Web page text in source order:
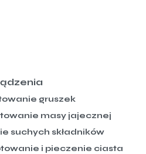
gruszek
masy jajecznej
suchych składników
i pieczenie ciasta